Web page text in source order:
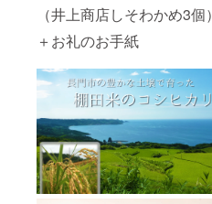
（井上商店しそわかめ3個）
＋お礼のお手紙